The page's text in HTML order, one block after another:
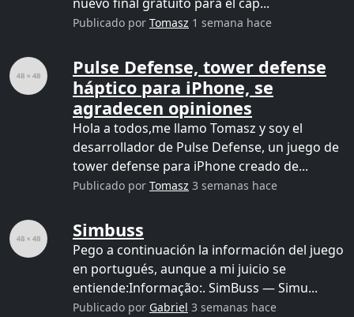
Publicado por Tomasz 1 semana hace
Pulse Defense, tower defense
háptico para iPhone, se
agradecen opiniones
Hola a todos,me llamo Tomasz y soy el
desarrollador de Pulse Defense, un juego de
tower defense para iPhone creado de...
Publicado por Tomasz 3 semanas hace
Simbuss
Pego a continuación la información del juego
en portugués, aunque a mi juicio se
entiende:Informação:. SimBuss — Simu...
Publicado por Gabriel 3 semanas hace